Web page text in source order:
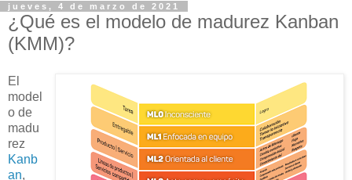
jueves, 4 de marzo de 2021
¿Qué es el modelo de madurez Kanban
(KMM)?
El
model
o de
madu
rez
Kanb
an,